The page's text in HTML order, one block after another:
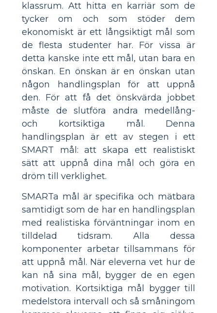
klassrum. Att hitta en karriär som de
tycker om och som stöder dem
ekonomiskt är ett långsiktigt mål som
de flesta studenter har. För vissa är
detta kanske inte ett mål, utan bara en
önskan. En önskan är en önskan utan
någon handlingsplan för att uppnå
den. För att få det önskvärda jobbet
måste de slutföra andra medellång-
och kortsiktiga mål. Denna
handlingsplan är ett av stegen i ett
SMART mål: att skapa ett realistiskt
sätt att uppnå dina mål och göra en
dröm till verklighet.
SMARTa mål är specifika och mätbara
samtidigt som de har en handlingsplan
med realistiska förväntningar inom en
tilldelad tidsram. Alla dessa
komponenter arbetar tillsammans för
att uppnå mål. När eleverna vet hur de
kan nå sina mål, bygger de en egen
motivation. Kortsiktiga mål bygger till
medelstora intervall och så småningom